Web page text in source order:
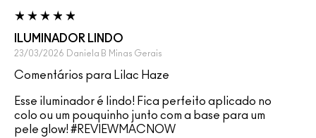
ILUMINADOR LINDO
23/03/2026 Daniela B Minas Gerais
Comentários para Lilac Haze
Esse iluminador é lindo! Fica perfeito aplicado no
colo ou um pouquinho junto com a base para um
pele glow! #REVIEWMACNOW